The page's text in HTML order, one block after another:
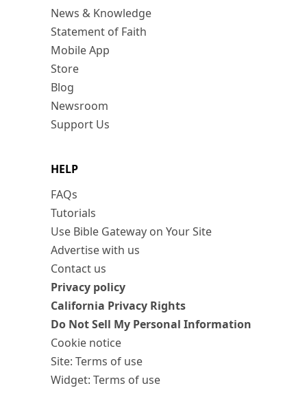
News & Knowledge
Statement of Faith
Mobile App
Store
Blog
Newsroom
Support Us
HELP
FAQs
Tutorials
Use Bible Gateway on Your Site
Advertise with us
Contact us
Privacy policy
California Privacy Rights
Do Not Sell My Personal Information
Cookie notice
Site: Terms of use
Widget: Terms of use